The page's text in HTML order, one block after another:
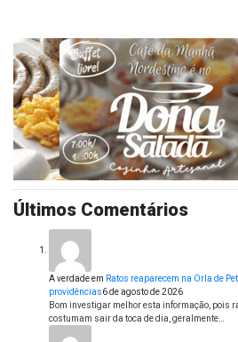
Últimos Comentários
A verdadeem Ratos reaparecem na Orla de
providências6 de agosto de 2026
Bom investigar melhor esta informação, pois
costumam sair da toca de dia, geralmente…